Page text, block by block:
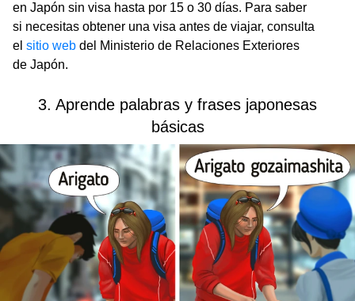
en Japón sin visa hasta por 15 o 30 días. Para saber
si necesitas obtener una visa antes de viajar, consulta
el sitio web del Ministerio de Relaciones Exteriores
de Japón.
3. Aprende palabras y frases japonesas
básicas